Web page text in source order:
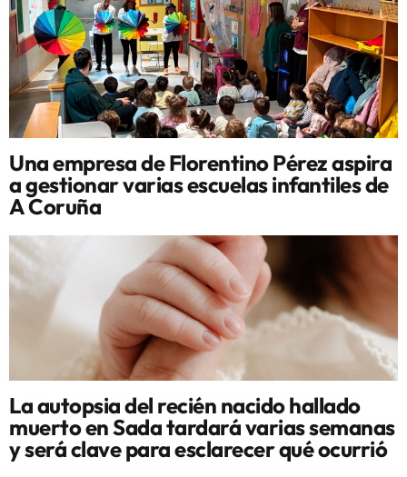
Una empresa de Florentino Pérez aspira
a gestionar varias escuelas infantiles de
A Coruña
La autopsia del recién nacido hallado
muerto en Sada tardará varias semanas
y será clave para esclarecer qué ocurrió